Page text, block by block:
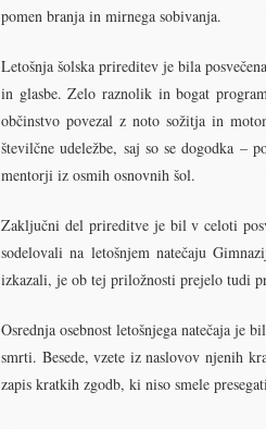
pomen branja in mirnega sobivanja.
Letošnja šolska prireditev je bila
in glasbe. Zelo raznolik in bogat
občinstvo povezal z noto sožitja in
številčne udeležbe, saj so se dogodka
mentorji iz osmih osnovnih šol.
Zaključni del prireditve je bil v celoti
sodelovali na letošnjem natečaju
izkazali, je ob tej priložnosti prejelo tudi
Osrednja osebnost letošnjega natečaja je
smrti. Besede, vzete iz naslovov njenih
zapis kratkih zgodb, ki niso smele